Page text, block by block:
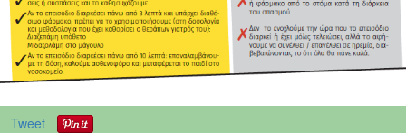
Tweet